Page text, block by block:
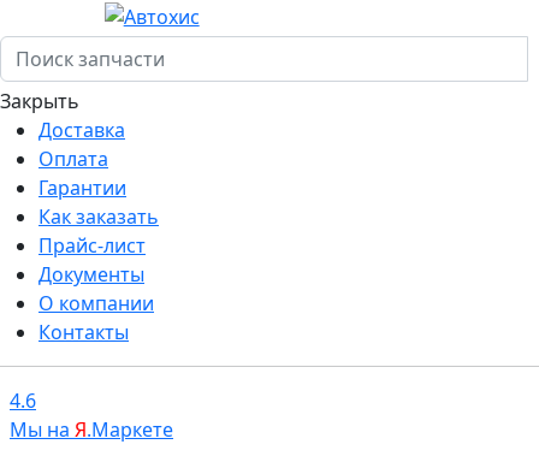
Закрыть
Доставка
Оплата
Гарантии
Как заказать
Прайс-лист
Документы
О компании
Контакты
4.6
Мы на Я.Маркете